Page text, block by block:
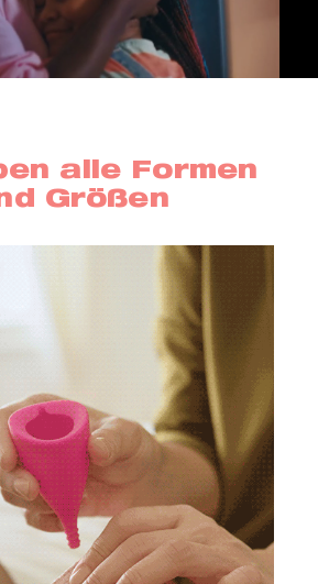
alle Formen
Größen